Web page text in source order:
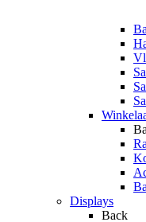
Displays
Back